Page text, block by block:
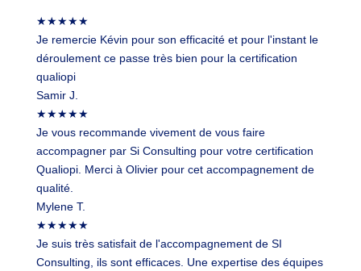
★★★★★
Je remercie Kévin pour son efficacité et pour l'instant le
déroulement ce passe très bien pour la certification
qualiopi
Samir J.
★★★★★
Je vous recommande vivement de vous faire
accompagner par Si Consulting pour votre certification
Qualiopi. Merci à Olivier pour cet accompagnement de
qualité.
Mylene T.
★★★★★
Je suis très satisfait de l'accompagnement de SI
Consulting, ils sont efficaces. Une expertise des équipes